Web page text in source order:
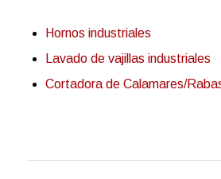
Hornos industriales
Lavado de vajillas industriales
Cortadora de Calamares/